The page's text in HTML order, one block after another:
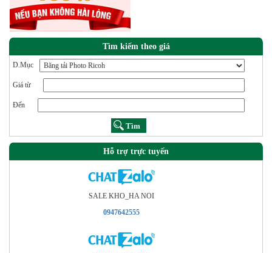
Tìm kiếm theo giá
D.Mục
Giá từ
Đến
Hỗ trợ trực tuyến
SALE KHO_HA NOI
0947642555